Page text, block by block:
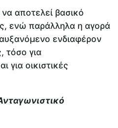
αποτελεί βασικό
ενώ παράλληλα η αγορά
ενδιαφέρον
τόσο για
για οικιστικές